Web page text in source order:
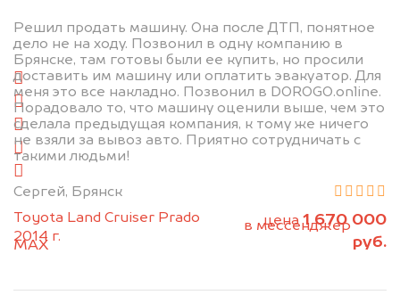
Решил продать машину. Она после ДТП, понятное
дело не на ходу. Позвонил в одну компанию в
Брянске, там готовы были ее купить, но просили
доставить им машину или оплатить эвакуатор. Для
меня это все накладно. Позвонил в DOROGO.online.
Порадовало то, что машину оценили выше, чем это
сделала предыдущая компания, к тому же ничего
не взяли за вывоз авто. Приятно сотрудничать с
такими людьми!
Сергей, Брянск
Toyota Land Cruiser Prado
2014 г.
цена1 670 000
руб.
1. Сфотографируйте машину:
спереди
сзади
слева
+79584983298 по WhatsApp*, в мессенджер
MAX